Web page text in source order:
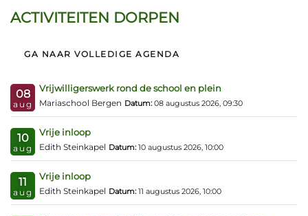
ACTIVITEITEN DORPEN
GA NAAR VOLLEDIGE AGENDA
08
aug
Vrijwilligerswerk rond de school en plein
Mariaschool Bergen Datum: 08 augustus 2026, 09:30
10
aug
Vrije inloop
Edith Steinkapel Datum: 10 augustus 2026, 10:00
11
aug
Vrije inloop
Edith Steinkapel Datum: 11 augustus 2026, 10:00